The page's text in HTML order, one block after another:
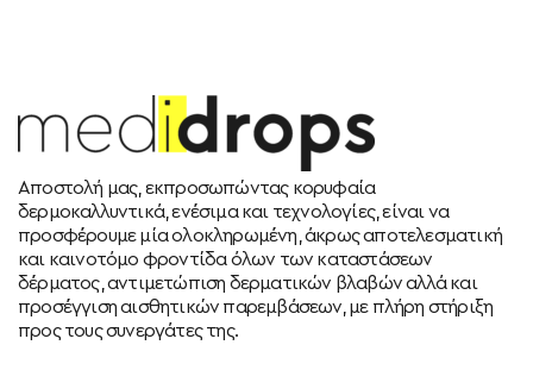
Αποστολή μας, εκπροσωπώντας κορυφαία
δερμοκαλλυντικά, ενέσιμα και τεχνολογίες, είναι να
προσφέρουμε μία ολοκληρωμένη, άκρως αποτελεσματική
και καινοτόμο φροντίδα όλων των καταστάσεων
δέρματος, αντιμετώπιση δερματικών βλαβών αλλά και
προσέγγιση αισθητικών παρεμβάσεων, με πλήρη στήριξη
προς τους συνεργάτες της.